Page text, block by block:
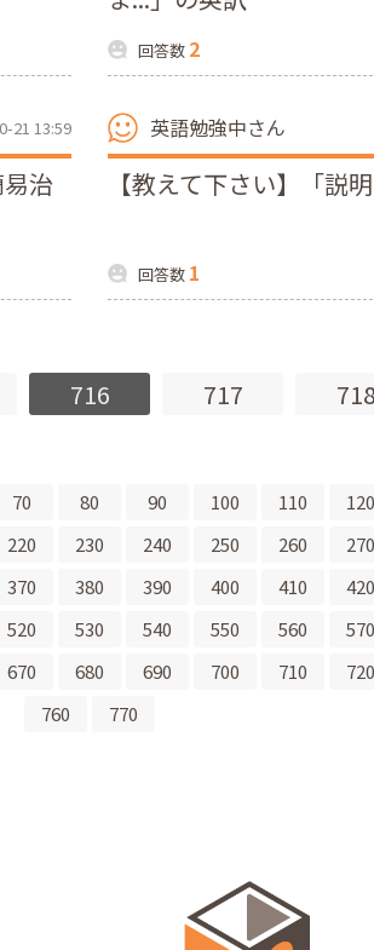
回答数 2
21 13:59
治
英語勉強中さん
【教えて下さい】「説
回答数 1
716 717 718
70 80 90 100 110 120
220 230 240 250 260 270
370 380 390 400 410 420
520 530 540 550 560 570
670 680 690 700 710 720
760
770